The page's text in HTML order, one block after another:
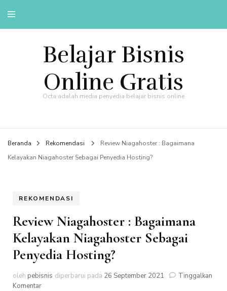
Belajar Bisnis
Online Gratis
Octa adalah media penyedia belajar bisnis online
Beranda Rekomendasi
Review Niagahoster : Bagaimana
Kelayakan Niagahoster Sebagai Penyedia Hosting?
REKOMENDASI
Review Niagahoster : Bagaimana
Kelayakan Niagahoster Sebagai
Penyedia Hosting?
oleh pebisnis diperbarui pada 26 September 2021
Tinggalkan
Komentarpada